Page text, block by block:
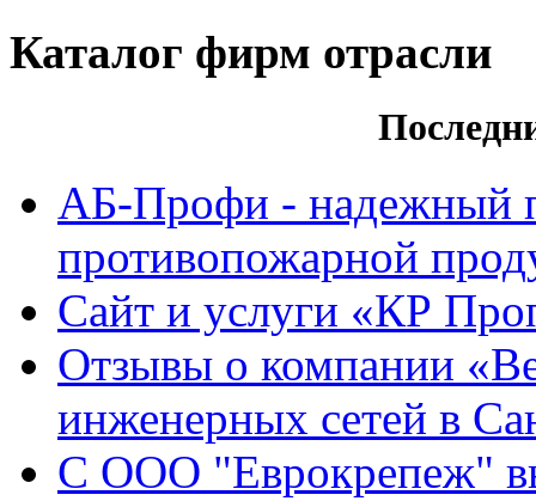
Каталог фирм отрасли
АБ-Профи - надежный
противопожарной
Сайт и услуги «КР
Отзывы о компании
инженерных сетей в
С ООО "Еврокрепеж"